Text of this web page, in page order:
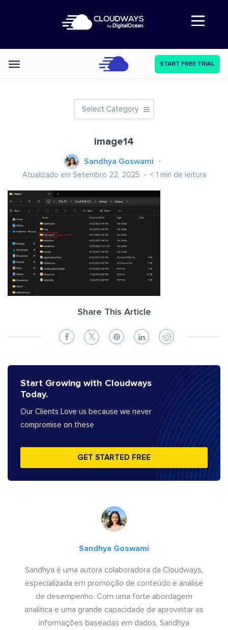
Abre a navegação
Categories START FREE TRIAL
Select Category
image14
Sandhya Goswami
Atualizado em Setembro 22, 2025 < 1 min de leitura
Share This Article
Start Growing with Cloudways
Today.
Our Clients Love us because we never
compromise on these
GET STARTED FREE
Sandhya Goswami
Sandhya é uma autora colaboradora da Cloudways,
especializada em promoção de conteúdo e análise
de desempenho. Com uma forte abordagem
analítica e uma grande capacidade de aproveitar as
informações baseadas em dados, Sandhya